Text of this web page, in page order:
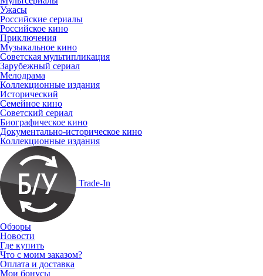
Ужасы
Российские сериалы
Российское кино
Приключения
Музыкальное кино
Советская мультипликация
Зарубежный сериал
Мелодрама
Коллекционные издания
Исторический
Семейное кино
Советский сериал
Биографическое кино
Документально-историческое кино
Коллекционные издания
Trade-In
Обзоры
Новости
Где купить
Что с моим заказом?
Оплата и доставка
Мои бонусы